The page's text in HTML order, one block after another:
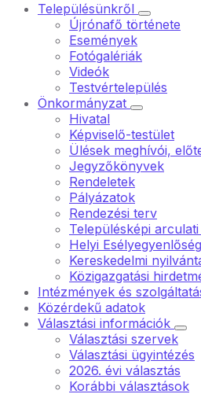
Településünkről
Újrónafő története
Események
Fotógalériák
Videók
Testvértelepülés
Önkormányzat
Hivatal
Képviselő-testület
Ülések meghívói,
Jegyzőkönyvek
Rendeletek
Pályázatok
Rendezési terv
Településképi
Helyi
Kereskedelmi
Közigazgatási
Intézmények és
Közérdekű adatok
Választási információk
Választási szervek
Választási ügyintézés
2026. évi választás
Korábbi választások